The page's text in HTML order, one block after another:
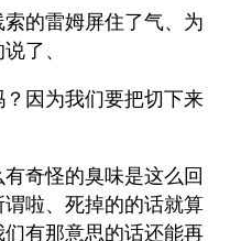
的雷姆屏住了气、为
了、
？因为我们要把切下来
有奇怪的臭味是这么回
啦、死掉的的话就算
有那意思的话还能再